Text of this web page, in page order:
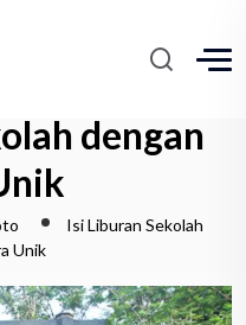
dengan
Isi Liburan Sekolah
Unik